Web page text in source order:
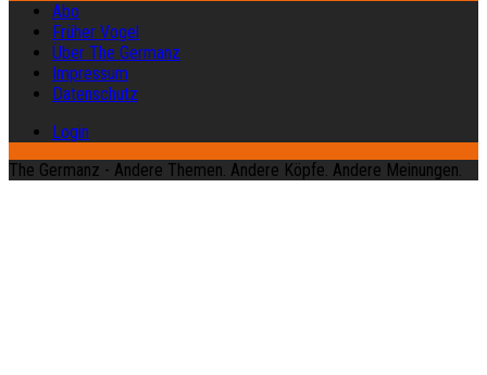
Abo
Früher Vogel
Über The Germanz
Impressum
Datenschutz
Login
The Germanz - Andere Themen. Andere Köpfe. Andere Meinungen.